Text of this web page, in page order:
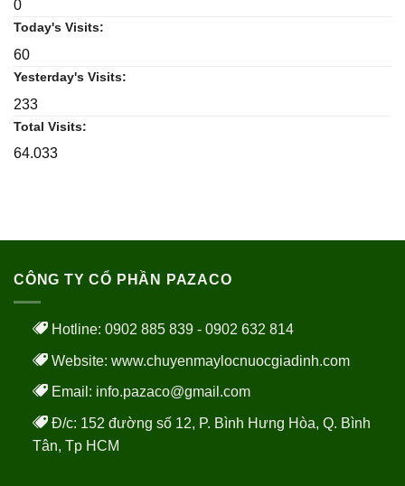
0
Today's Visits:
60
Yesterday's Visits:
233
Total Visits:
64.033
CÔNG TY CỔ PHẦN PAZACO
Hotline: 0902 885 839 - 0902 632 814
Website: www.chuyenmaylocnuocgiadinh.com
Email: info.pazaco@gmail.com
Đ/c: 152 đường số 12, P. Bình Hưng Hòa, Q. Bình
Tân, Tp HCM